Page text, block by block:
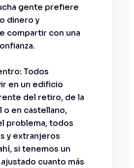
gente prefiere
dinero y
compartir con una
Todos
en un edificio
del retiro, de la
o en castellano,
problema, todos
y extranjeros
si tenemos un
cuanto más